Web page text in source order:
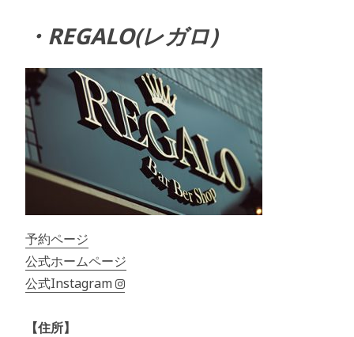
・REGALO(レガロ)
予約ページ
公式ホームページ
公式Instagram
【住所】